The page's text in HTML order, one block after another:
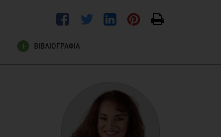
ΒΙΒΛΙΟΓΡΑΦΙΑ
https://www.alzheimers.org.uk/site/scripts/news_article.php?
Anstey KJ, Lipnicki DM, Low LF., Cholesterol as a risk factor